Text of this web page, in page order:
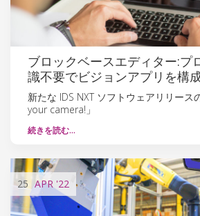
ブロックベースエディター:プ
識不要でビジョンアプリを構
新たな IDS NXT ソフトウェアリリース
your camera!」
続きを読む…
25 APR '22